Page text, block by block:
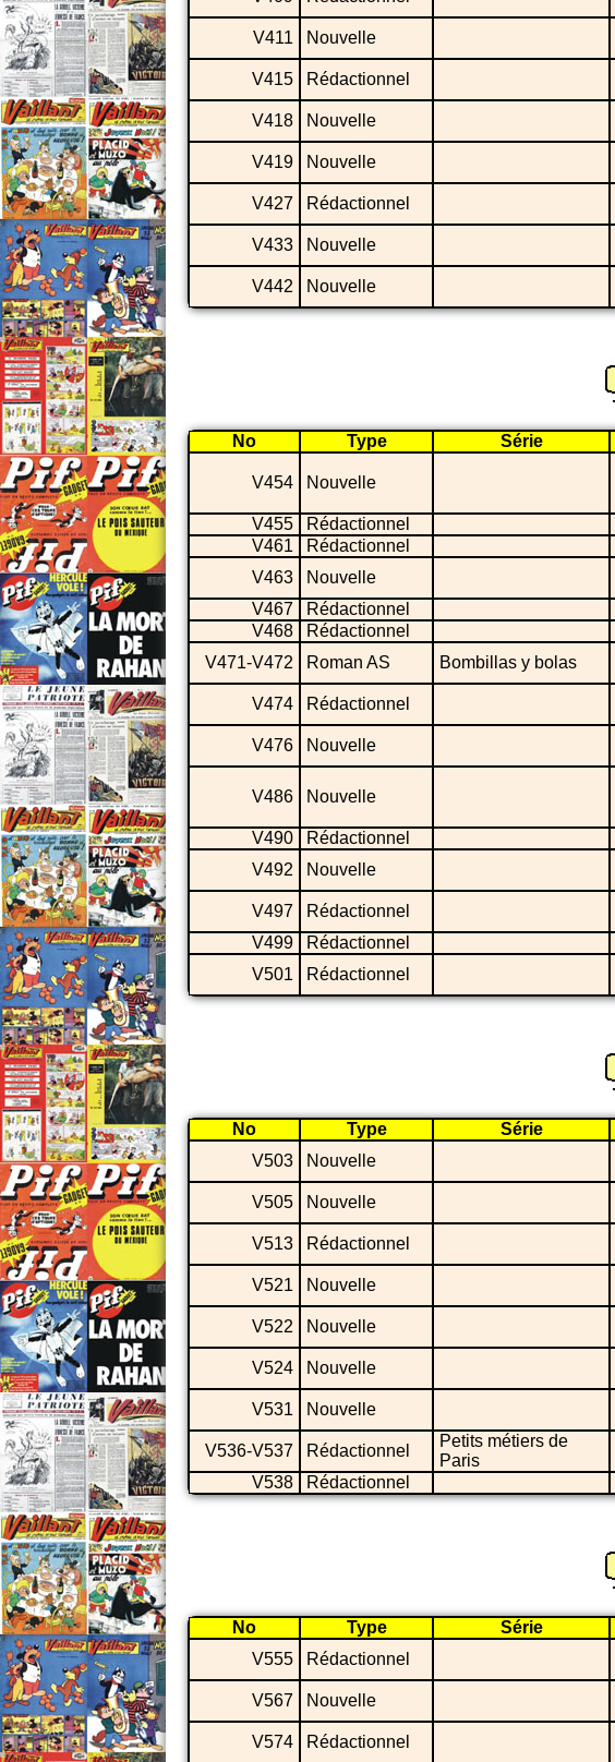
V411
Nouvelle
V415
Rédactionnel
V418
Nouvelle
V419
Nouvelle
V427
Rédactionnel
V433
Nouvelle
V442
Nouvelle
No Type Série
V454 Nouvelle
V455
Rédactionnel
V461
Rédactionnel
V463
Nouvelle
V467
Rédactionnel
V468
Rédactionnel
V471-V472
Roman AS Bombillas y bolas
V474
Rédactionnel
V476
Nouvelle
V486 Nouvelle
V490
Rédactionnel
V492
Nouvelle
V497
Rédactionnel
V499
Rédactionnel
V501
Rédactionnel
No Type Série
V503
Nouvelle
V505
Nouvelle
V513
Rédactionnel
V521
Nouvelle
V522
Nouvelle
V524
Nouvelle
V531
Nouvelle
V536-V537
Rédactionnel
Petits métiers de
Paris
V538
Rédactionnel
No Type Série
V555
Rédactionnel
V567
Nouvelle
V574
Rédactionnel